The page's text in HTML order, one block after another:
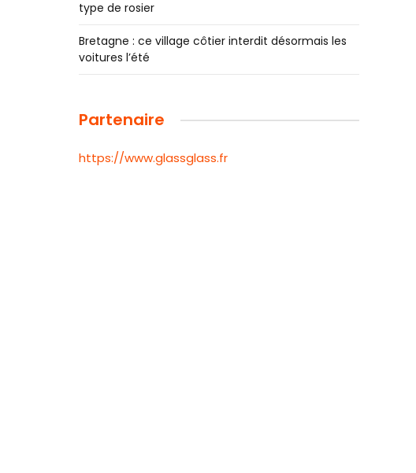
type de rosier
Bretagne : ce village côtier interdit désormais les
voitures l’été
Partenaire
https://www.glassglass.fr